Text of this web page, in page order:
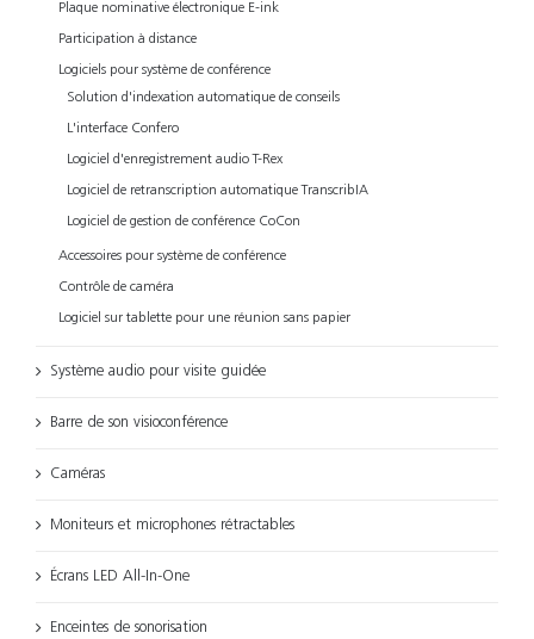
Plaque nominative électronique E-ink
Participation à distance
Logiciels pour système de conférence
Solution d'indexation automatique de conseils
L'interface Confero
Logiciel d'enregistrement audio T-Rex
Logiciel de retranscription automatique TranscribIA
Logiciel de gestion de conférence CoCon
Accessoires pour système de conférence
Contrôle de caméra
Logiciel sur tablette pour une réunion sans papier
Système audio pour visite guidée
Barre de son visioconférence
Caméras
Moniteurs et microphones rétractables
Écrans LED All-In-One
Enceintes de sonorisation